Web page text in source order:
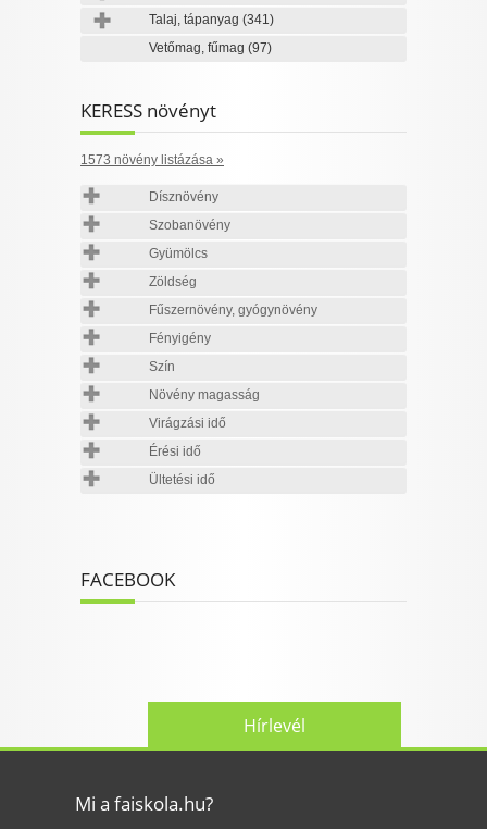
Talaj, tápanyag (341)
Vetőmag, fűmag (97)
KERESS növényt
1573 növény listázása »
Dísznövény
Szobanövény
Gyümölcs
Zöldség
Fűszernövény, gyógynövény
Fényigény
Szín
Növény magasság
Virágzási idő
Érési idő
Ültetési idő
FACEBOOK
Hírlevél
Mi a faiskola.hu?